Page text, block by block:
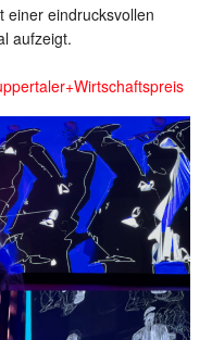
einer eindrucksvollen
aufzeigt.